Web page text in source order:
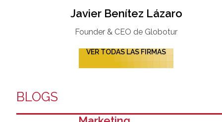
Javier Benítez Lázaro
Founder & CEO de Globotur​
VER TODAS LAS FIRMAS
BLOGS